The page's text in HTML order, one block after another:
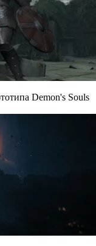
Demon's Souls